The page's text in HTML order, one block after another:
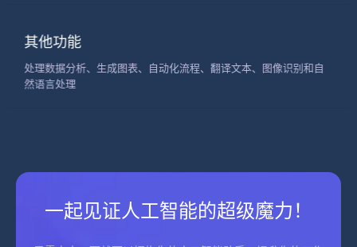
其他功能
处理数据分析、生成图表、自动化流程、翻译文本、图像识别和自
然语言处理
一起见证人工智能的超级魔力！